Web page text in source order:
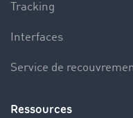
Tracking
Interfaces
Service de
Ressources